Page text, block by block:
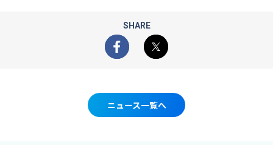
SHARE
Facebook
X
ニュース一覧へ